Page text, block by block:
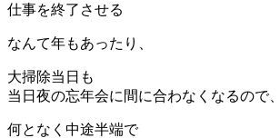
仕事を終了させる
なんて年もあったり、
大掃除当日も
当日夜の忘年会に間に合わなくなるので、
何となく中途半端で